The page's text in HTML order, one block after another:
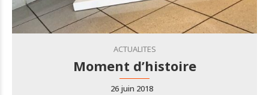
ACTUALITES
Moment d’histoire
26 juin 2018